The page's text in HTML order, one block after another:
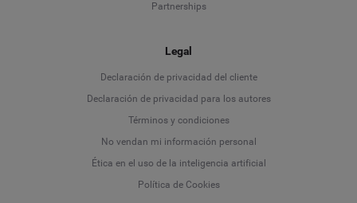
Partnerships
Legal
Declaración de privacidad del cliente
Declaración de privacidad para los autores
Términos y condiciones
No vendan mi información personal
Ética en el uso de la inteligencia artificial
Política de Cookies